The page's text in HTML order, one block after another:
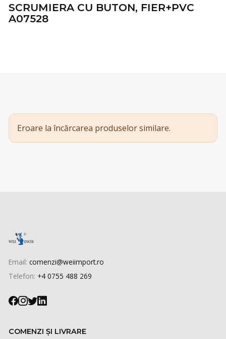
SCRUMIERA CU BUTON, FIER+PVC
A07528
Eroare la încărcarea produselor similare.
Email: comenzi@weiimport.ro
Telefon: +4 0755 488 269
COMENZI ȘI LIVRARE